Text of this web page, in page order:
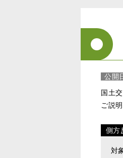
公開
国土
ご説
側方
対